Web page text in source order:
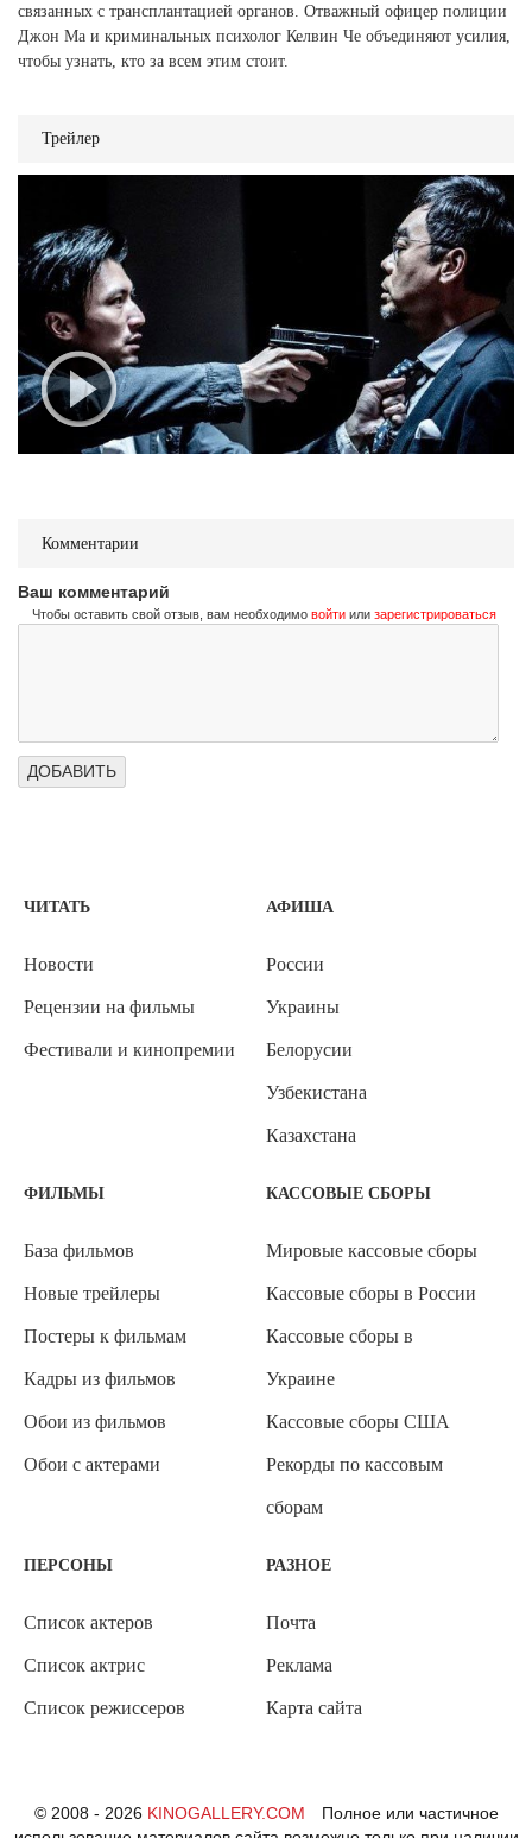
связанных с трансплантацией органов. Отважный офицер полиции
Джон Ма и криминальных психолог Келвин Че объединяют усилия,
чтобы узнать, кто за всем этим стоит.
Трейлер
Комментарии
Ваш комментарий
Чтобы оставить свой отзыв, вам необходимо войти или зарегистрироваться
ЧИТАТЬ
Новости
Рецензии на фильмы
Фестивали и кинопремии
АФИША
России
Украины
Белорусии
Узбекистана
Казахстана
ФИЛЬМЫ
База фильмов
Новые трейлеры
Постеры к фильмам
Кадры из фильмов
Обои из фильмов
Обои с актерами
КАССОВЫЕ СБОРЫ
Мировые кассовые сборы
Кассовые сборы в России
Кассовые сборы в
Украине
Кассовые сборы США
Рекорды по кассовым
сборам
ПЕРСОНЫ
Список актеров
Список актрис
Список режиссеров
РАЗНОЕ
Почта
Реклама
Карта сайта
© 2008 - 2026 KINOGALLERY.COM
Полное или частичное